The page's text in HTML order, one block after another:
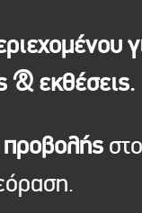
& εκθέσεις.
προβολής στο